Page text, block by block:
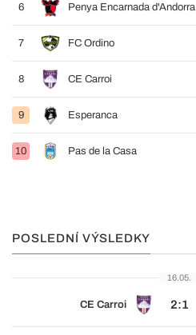
6 Penya Encarnada d'Andorra
7 FC Ordino
8 CE Carroi
9 Esperanca
10 Pas de la Casa
POSLEDNÍ VÝSLEDKY
16.05.
CE Carroi 2:1